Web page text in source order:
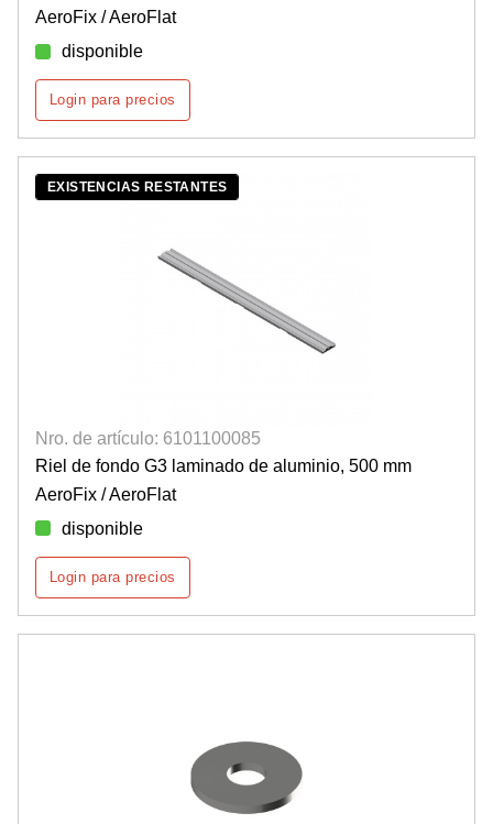
AeroFix / AeroFlat
disponible
Login para precios
EXISTENCIAS RESTANTES
Nro. de artículo: 6101100085
Riel de fondo G3 laminado de aluminio, 500 mm
AeroFix / AeroFlat
disponible
Login para precios